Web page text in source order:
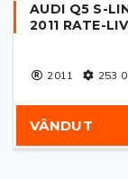
AUDI Q5 S-
2011 RATE-
2011 253
VÂNDUT